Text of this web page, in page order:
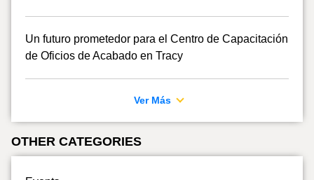
Un futuro prometedor para el Centro de Capacitación
de Oficios de Acabado en Tracy
Ver Más
OTHER CATEGORIES